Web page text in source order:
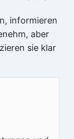
informieren
aber
sie klar